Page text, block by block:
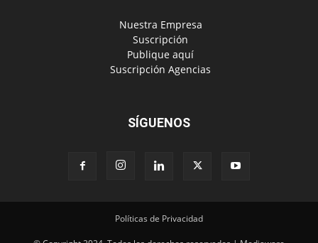
‎ Nuestra Empresa
‎ Suscripción
‎ Publique aquí
‎ Suscripción Agencias
SÍGUENOS
Políticas de Privacidad